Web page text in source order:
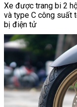
Xe được trang bi 2
và type C công suất
bị điện tử